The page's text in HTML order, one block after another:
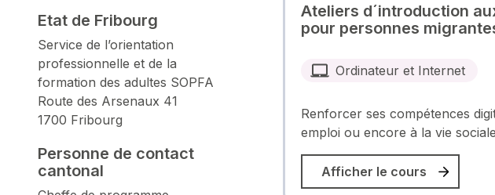
Etat de Fribourg
Service de l’orientation
professionnelle et de la
formation des adultes SOPFA
Route des Arsenaux 41
1700 Fribourg
Personne de contact
cantonal
Ateliers d´introduction
pour personnes
Ordinateur et Internet
Renforcer ses compétences
emploi ou encore à la vie
Afficher le cours